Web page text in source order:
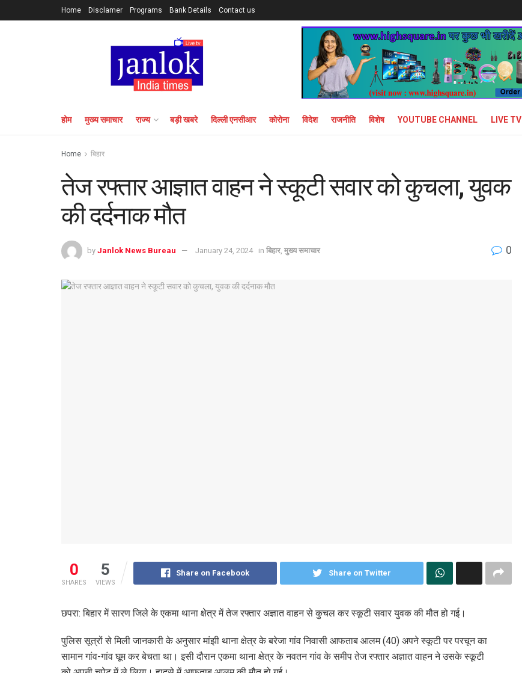
Home Disclamer Programs Bank Details Contact us
होम मुख्य समाचार राज्य बड़ी खबरे दिल्ली एनसीआर कोरोना विदेश राजनीति विशेष YOUTUBE CHANNEL LIVE TV
Home बिहार
तेज रफ्तार आज्ञात वाहन ने स्कूटी सवार को कुचला, युवक
की दर्दनाक मौत
by Janlok News Bureau January 24, 2024 in बिहार, मुख्य समाचार 0
0
SHARES
5
VIEWS
Share on Facebook Share on Twitter
छपरा: बिहार में सारण जिले के एकमा थाना क्षेत्र में तेज रफ्तार अज्ञात वाहन से कुचल कर स्कूटी सवार युवक की मौत हो गई।
पुलिस सूत्रों से मिली जानकारी के अनुसार मांझी थाना क्षेत्र के बरेजा गांव निवासी आफताब आलम (40) अपने स्कूटी पर परचून का
सामान गांव-गांव घूम कर बेचता था। इसी दौरान एकमा थाना क्षेत्र के नवतन गांव के समीप तेज रफ्तार अज्ञात वाहन ने उसके स्कूटी